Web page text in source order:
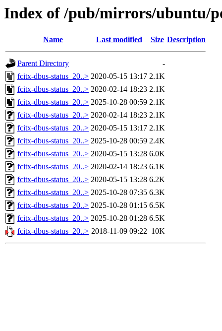
Index of /pub/mirrors/ubuntu/
Name Last modified Size Description
Parent Directory
-
fcitx-dbus-status_20..> 2020-05-15 13:17 2.1K
fcitx-dbus-status_20..> 2020-02-14 18:23 2.1K
fcitx-dbus-status_20..> 2025-10-28 00:59 2.1K
fcitx-dbus-status_20..> 2020-02-14 18:23 2.1K
fcitx-dbus-status_20..> 2020-05-15 13:17 2.1K
fcitx-dbus-status_20..> 2025-10-28 00:59 2.4K
fcitx-dbus-status_20..> 2020-05-15 13:28 6.0K
fcitx-dbus-status_20..> 2020-02-14 18:23 6.1K
fcitx-dbus-status_20..> 2020-05-15 13:28 6.2K
fcitx-dbus-status_20..> 2025-10-28 07:35 6.3K
fcitx-dbus-status_20..> 2025-10-28 01:15 6.5K
fcitx-dbus-status_20..> 2025-10-28 01:28 6.5K
fcitx-dbus-status_20..> 2018-11-09 09:22 10K